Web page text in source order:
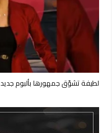
لطيفة تشوّق جمهورها بألبوم جديد